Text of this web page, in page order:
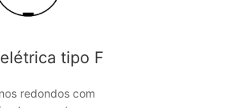
tipo F
redondos com